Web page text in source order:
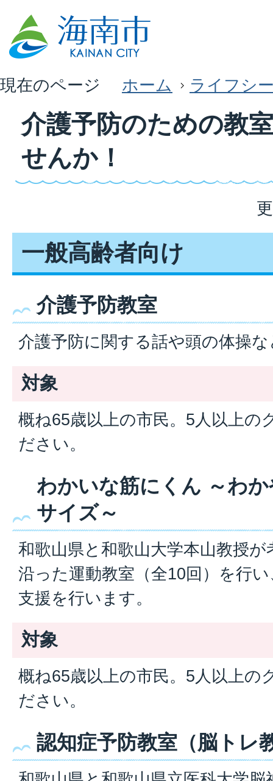
現在のページ ホーム ライフシ
介護予防のための教
せんか！
一般高齢者向け
介護予防教室
介護予防に関する話や頭の体操
対象
概ね65歳以上の市民。5人以上の
ださい。
わかいな筋にくん ～わ
サイズ～
和歌山県と和歌山大学本山教授
沿った運動教室（全10回）を行
支援を行います。
対象
概ね65歳以上の市民。5人以上の
ださい。
認知症予防教室（脳トレ